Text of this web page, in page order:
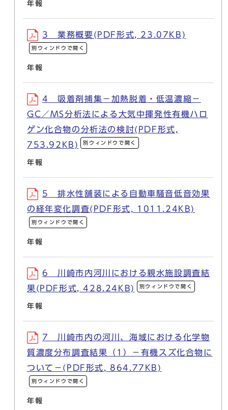
年報
3 業務概要(PDF形式, 23.07KB)
別ウィンドウで開く
年報
4 吸着剤捕集－加熱脱着・低温濃縮－
GC／MS分析法による大気中揮発性有機ハロ
ゲン化合物の分析法の検討(PDF形式,
753.92KB)
別ウィンドウで開く
年報
5 排水性舗装による自動車騒音低音効果
の経年変化調査(PDF形式, 1011.24KB)
別ウィンドウで開く
年報
6 川崎市内河川における親水施設調査結
果(PDF形式, 428.24KB)
別ウィンドウで開く
年報
7 川崎市内の河川、海域における化学物
質濃度分布調査結果（1）－有機スズ化合物に
ついて－(PDF形式, 864.77KB)
別ウィンドウで開く
年報